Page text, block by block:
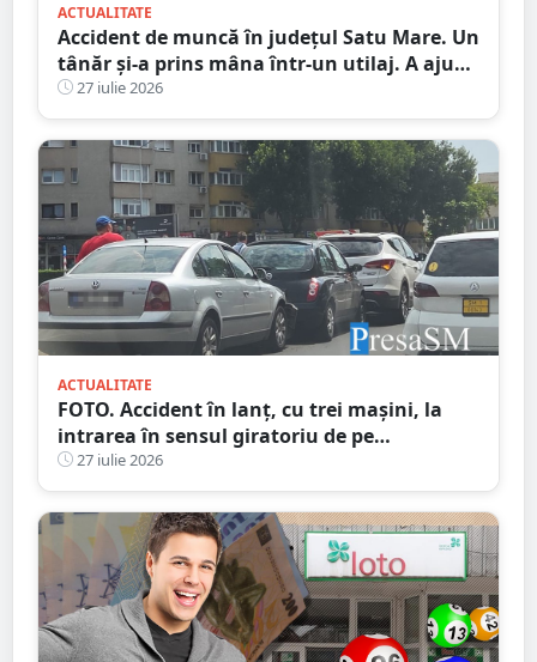
ACTUALITATE
Accident de muncă în județul Satu Mare. Un
tânăr și-a prins mâna într-un utilaj. A ajuns
la spital
27 iulie 2026
ACTUALITATE
FOTO. Accident în lanț, cu trei mașini, la
intrarea în sensul giratoriu de pe
bulevardul Lucian Blaga - Micro 17
27 iulie 2026